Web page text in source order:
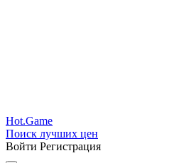
Hot.Game
Поиск лучших цен
Войти Регистрация